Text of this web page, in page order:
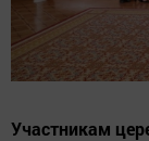
Участникам